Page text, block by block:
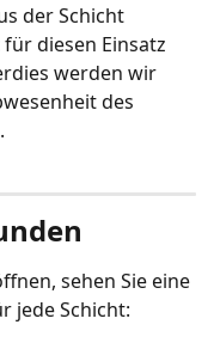
der Schicht
diesen Einsatz
werden wir
des
sehen Sie eine
jede Schicht: